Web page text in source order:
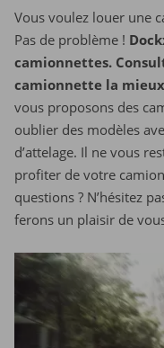
Vous voulez louer une
Pas de problème !
camionnettes.
camionnette la
vous proposons des
oublier des modèles
d’attelage. Il ne vous
profiter de votre
questions ? N’hésitez
ferons un plaisir de